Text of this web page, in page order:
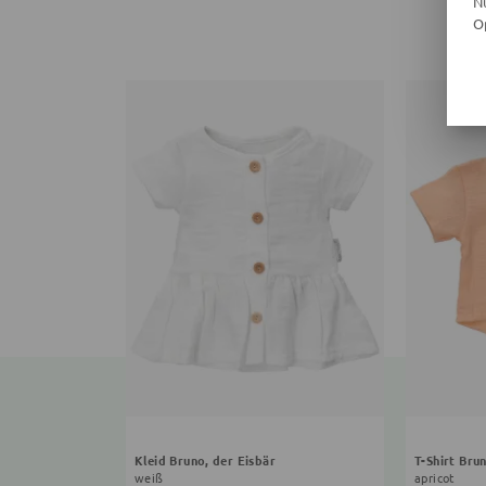
Kleid Bruno, der Eisbär
weiß
T-Shirt
apricot